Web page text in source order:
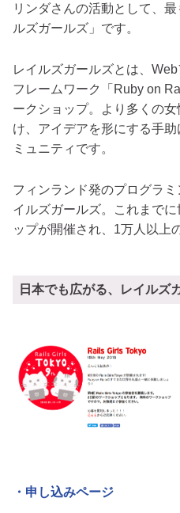
リンダさんの活動として、
ルズガールズ」です。
レイルズガールズとは、
フレームワーク「Ruby on
ークショップ。より多くの
け、アイデアを形にする手
ミュニティです。
フィンランド発のプログラ
イルズガールズ。これまで
ップが開催され、1万人以上
日本でも広がる、レイルズ
・申し込みページ